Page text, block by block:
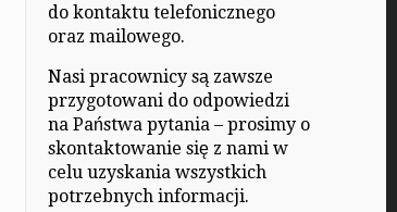
do kontaktu telefonicznego
oraz mailowego.
Nasi pracownicy są zawsze
przygotowani do odpowiedzi
na Państwa pytania – prosimy o
skontaktowanie się z nami w
celu uzyskania wszystkich
potrzebnych informacji.